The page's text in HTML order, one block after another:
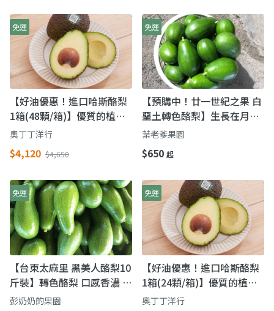
免運
【好油優惠！進口哈斯酪梨
1箱(48顆/箱)】優質的植物
油 超級食物
奧丁丁洋行
$4,120 $4,650
免運
【預購中！廿一世紀之果 白
堊土轉色酪梨】生長在月世
界中的水果之星
葉老爹果園
$650 起
免運
【台東太麻里 黑美人酪梨10
斤裝】轉色酪梨 口感香濃 奶
香滑順
彭奶奶的果園
免運
【好油優惠！進口哈斯酪梨
1箱(24顆/箱)】優質的植物
油 超級食物
奧丁丁洋行